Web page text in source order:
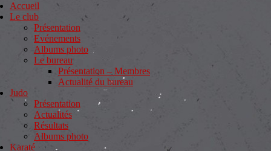
Accueil
Le club
Présentation
Evénements
Albums photo
Le bureau
Présentation – Membres
Actualité du bureau
Judo
Présentation
Actualités
Résultats
Albums photo
Karaté